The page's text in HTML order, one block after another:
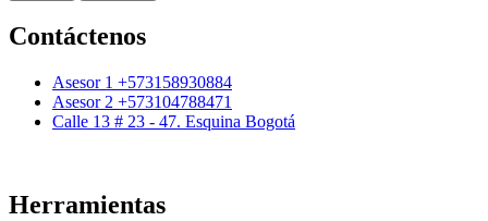
Contáctenos
Asesor 1 +573158930884
Asesor 2 +573104788471
Calle 13 # 23 - 47. Esquina Bogotá
Herramientas